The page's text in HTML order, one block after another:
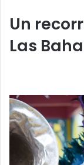
Un
Las